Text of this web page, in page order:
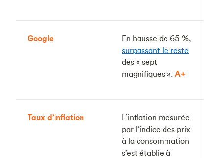
Google
En hausse de 65 %,
surpassant le reste
des « sept
magnifiques ». A+
Taux d’inflation
L’inflation mesurée
par l’indice des prix
à la consommation
s’est établie à